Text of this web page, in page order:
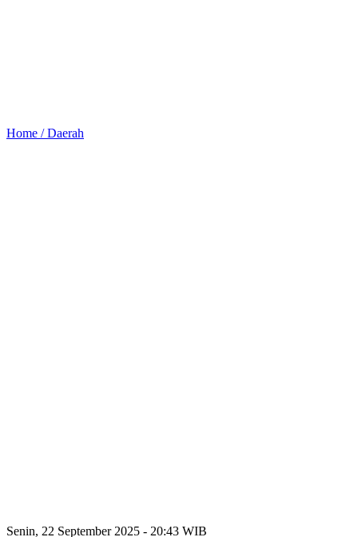
Home /Daerah
Senin, 22 September 2025 - 20:43 WIB